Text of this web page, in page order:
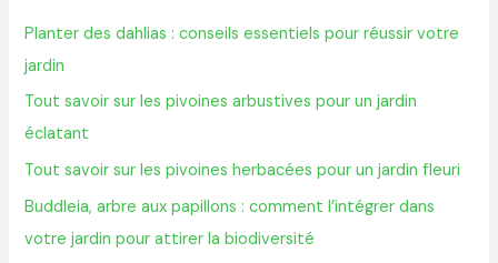
c
h
e
r
:
Planter des dahlias : conseils essentiels pour réussir votre
jardin
Tout savoir sur les pivoines arbustives pour un jardin
éclatant
Tout savoir sur les pivoines herbacées pour un jardin fleuri
Buddleia, arbre aux papillons : comment l’intégrer dans
votre jardin pour attirer la biodiversité